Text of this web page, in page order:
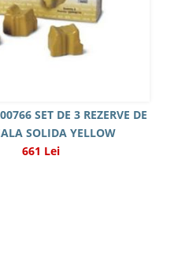
SET DE 3 REZERVE DE
SOLIDA YELLOW
661 Lei